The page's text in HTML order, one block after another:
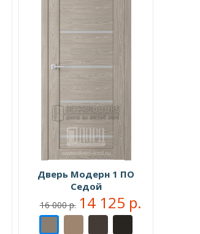
Дверь Модерн 1 ПО
Седой
16 000 р. 14 125 р.